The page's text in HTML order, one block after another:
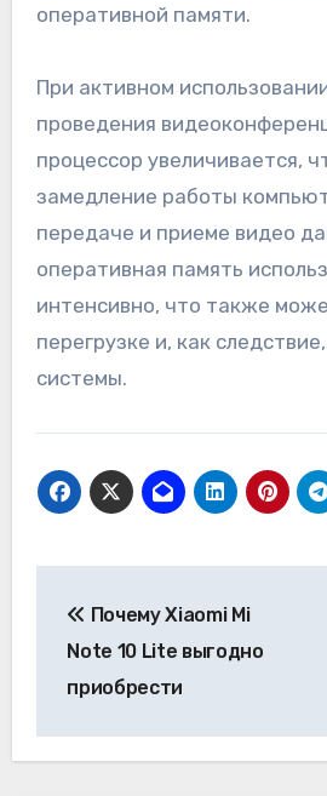
оперативной памяти.
При активном
проведения
процессор увеличивается,
замедление работы
передаче и приеме видео
оперативная память
интенсивно, что также
перегрузке и, как
системы.
по
записям
Почему Xiaomi Mi
Note 10 Lite выгодно
приобрести